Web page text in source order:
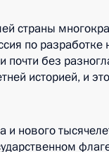
страны
по разработке
без
историей, и
нового